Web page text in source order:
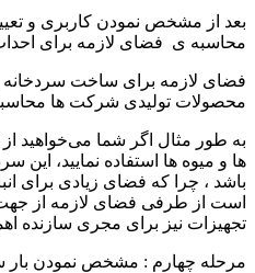
بعد از مشخص نمودن کاربری و
محاسبه ی فضای لازمه برای
فضای لازمه برای ساخت
محصولات تولیدی شرکت‌ ها
به طور مثال اگر شما می‌خواهید
ها و میوه ها استفاده نمایید، این
باشد ، چرا که فضای زیادی برای
است از طرفی فضای لازمه از
تجهیزات نیز برای مجری سازنده
مرحله چهارم : مشخص نمودن بار